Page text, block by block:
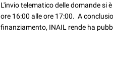
L'invio telematico delle domande si
ore 16:00 alle ore 17:00. A
finanziamento, INAIL rende ha